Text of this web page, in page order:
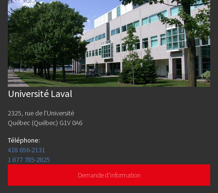
Université Laval
2325, rue de l'Université
Québec (Québec) G1V 0A6
Téléphone:
418 656-2131
1 877 785-2825
Demande d'information